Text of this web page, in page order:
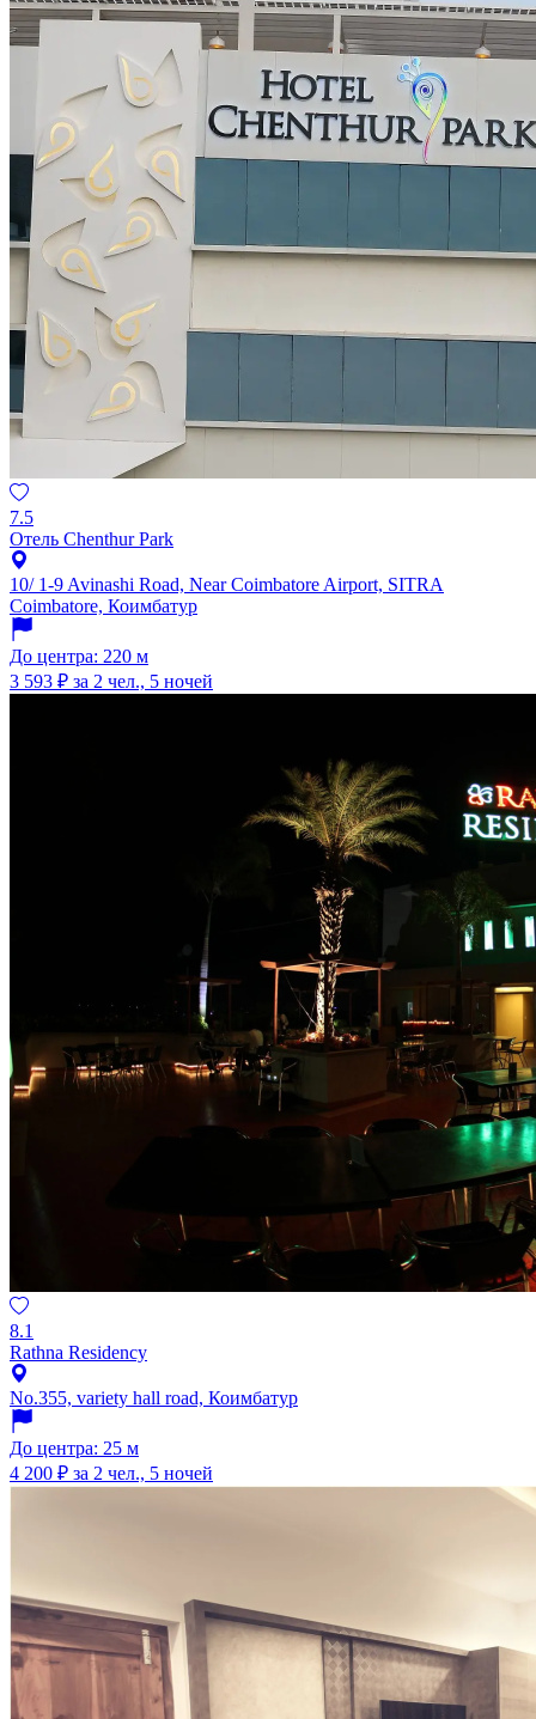
7.5
Отель Chenthur Park
10/ 1-9 Avinashi Road, Near Coimbatore Airport, SITRA
Coimbatore, Коимбатур
До центра: 220 м
3 593 ₽ за 2 чел., 5 ночей
8.1
Rathna Residency
No.355, variety hall road, Коимбатур
До центра: 25 м
4 200 ₽ за 2 чел., 5 ночей